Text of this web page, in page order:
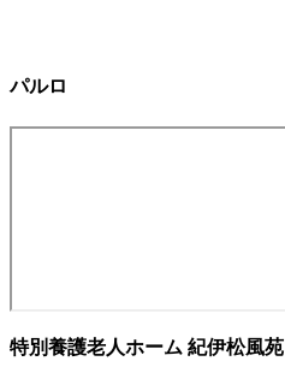
パルロ
特別養護老人ホーム 紀伊松風苑